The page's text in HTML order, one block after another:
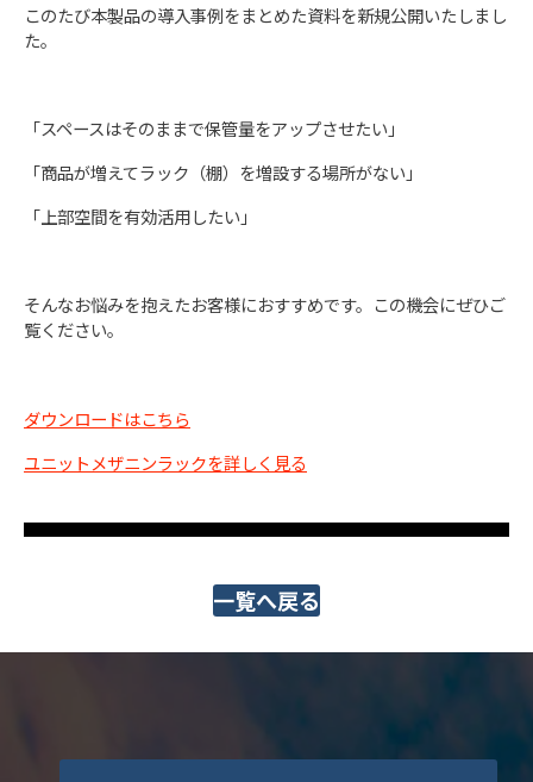
オンラインショップ
このたび本製品の導入事例をまとめた資料を新規公開いたしまし
た。
「スペースはそのままで保管量をアップさせたい」
「商品が増えてラック（棚）を増設する場所がない」
「上部空間を有効活用したい」
そんなお悩みを抱えたお客様におすすめです。この機会にぜひご
覧ください。
ダウンロードはこちら
ユニットメザニンラックを詳しく見る
一覧へ戻る